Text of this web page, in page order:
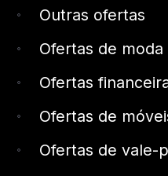
Outras ofertas
Ofertas de moda
Ofertas
Ofertas de
Ofertas de vale-